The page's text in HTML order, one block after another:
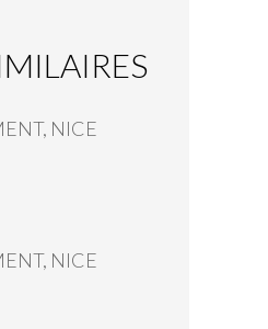
NICE
NICE